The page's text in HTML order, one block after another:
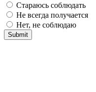
Стараюсь соблюдать
Не всегда получается
Нет, не соблюдаю